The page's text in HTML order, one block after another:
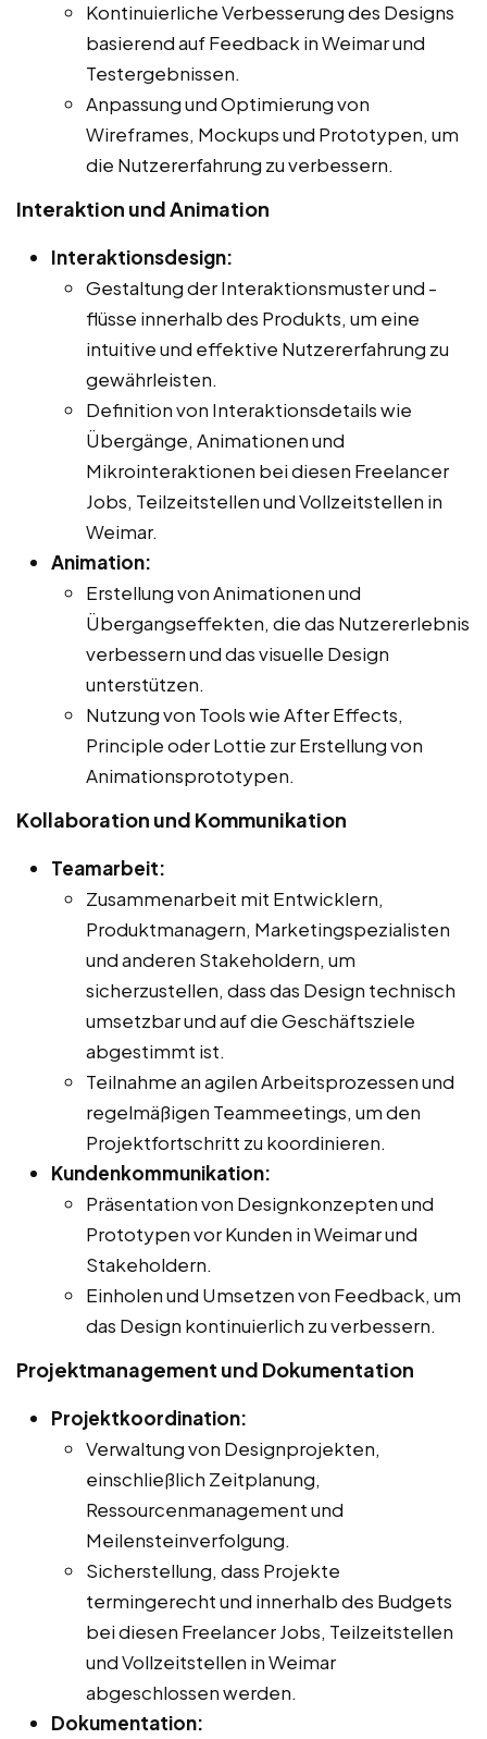
Kontinuierliche Verbesserung des Designs
basierend auf Feedback in Weimar und
Testergebnissen.
Anpassung und Optimierung von
Wireframes, Mockups und Prototypen, um
die Nutzererfahrung zu verbessern.
Interaktion und Animation
Interaktionsdesign:
Gestaltung der Interaktionsmuster und -
flüsse innerhalb des Produkts, um eine
intuitive und effektive Nutzererfahrung zu
gewährleisten.
Definition von Interaktionsdetails wie
Übergänge, Animationen und
Mikrointeraktionen bei diesen Freelancer
Jobs, Teilzeitstellen und Vollzeitstellen in
Weimar.
Animation:
Erstellung von Animationen und
Übergangseffekten, die das Nutzererlebnis
verbessern und das visuelle Design
unterstützen.
Nutzung von Tools wie After Effects,
Principle oder Lottie zur Erstellung von
Animationsprototypen.
Kollaboration und Kommunikation
Teamarbeit:
Zusammenarbeit mit Entwicklern,
Produktmanagern, Marketingspezialisten
und anderen Stakeholdern, um
sicherzustellen, dass das Design technisch
umsetzbar und auf die Geschäftsziele
abgestimmt ist.
Teilnahme an agilen Arbeitsprozessen und
regelmäßigen Teammeetings, um den
Projektfortschritt zu koordinieren.
Kundenkommunikation:
Präsentation von Designkonzepten und
Prototypen vor Kunden in Weimar und
Stakeholdern.
Einholen und Umsetzen von Feedback, um
das Design kontinuierlich zu verbessern.
Projektmanagement und Dokumentation
Projektkoordination:
Verwaltung von Designprojekten,
einschließlich Zeitplanung,
Ressourcenmanagement und
Meilensteinverfolgung.
Sicherstellung, dass Projekte
termingerecht und innerhalb des Budgets
bei diesen Freelancer Jobs, Teilzeitstellen
und Vollzeitstellen in Weimar
abgeschlossen werden.
Dokumentation: